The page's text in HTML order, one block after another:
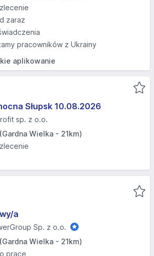
zaraz
pracowników z Ukrainy
aplikowanie
Słupsk 10.08.2026​
sp. z o.o.
Wielka - 21km)
a
Sp. z o.o.
Wielka - 21km)
pracę